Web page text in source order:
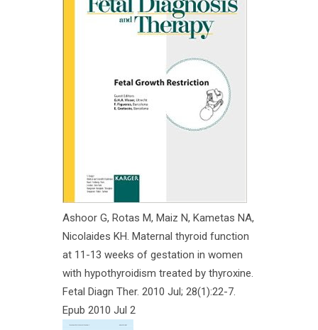
Ashoor G, Rotas M, Maiz N, Kametas NA,
Nicolaides KH. Maternal thyroid function
at 11-13 weeks of gestation in women
with hypothyroidism treated by thyroxine.
Fetal Diagn Ther. 2010 Jul; 28(1):22-7.
Epub 2010 Jul 2